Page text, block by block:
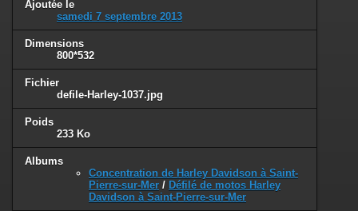
Ajoutée le
samedi 7 septembre 2013
Dimensions
800*532
Fichier
defile-Harley-1037.jpg
Poids
233 Ko
Albums
Concentration de Harley Davidson à Saint-
Pierre-sur-Mer / Défilé de motos Harley
Davidson à Saint-Pierre-sur-Mer